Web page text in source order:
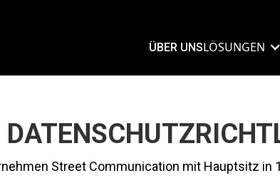
ÜBER UNSLÖSUNGEN
Street Communication mit Hauptsitz in